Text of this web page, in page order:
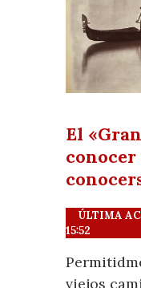
El
ÚLTIMA
15:52
viejos